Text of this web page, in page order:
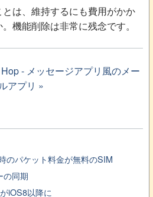
は、維持するにも費用がかか
機能削除は非常に残念です。
Hop - メッセージアプリ風のメー
ルアプリ »
のパケット料金が無料のSIM
の同期
iOS8以降に